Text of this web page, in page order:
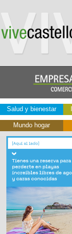
Salud y bienestar
Mundo hogar